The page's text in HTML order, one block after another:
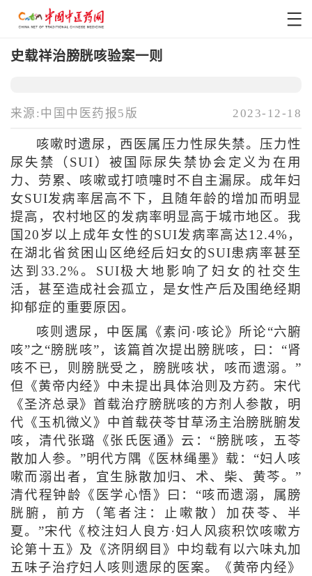
史载祥治膀胱咳验案一则
来源:中国中医药报5版 2023-12-18
咳嗽时遗尿，西医属压力性尿失禁。压力性
尿失禁（SUI）被国际尿失禁协会定义为在用
力、劳累、咳嗽或打喷嚏时不自主漏尿。成年妇
女SUI发病率居高不下，且随年龄的增加而明显
提高，农村地区的发病率明显高于城市地区。我
国20岁以上成年女性的SUI发病率高达12.4%，
在湖北省贫困山区绝经后妇女的SUI患病率甚至
达到33.2%。SUI极大地影响了妇女的社交生
活，甚至造成社会孤立，是女性产后及围绝经期
抑郁症的重要原因。
咳则遗尿，中医属《素问·咳论》所论“六腑
咳”之“膀胱咳”，该篇首次提出膀胱咳，曰：“肾
咳不已，则膀胱受之，膀胱咳状，咳而遗溺。”
但《黄帝内经》中未提出具体治则及方药。宋代
《圣济总录》首载治疗膀胱咳的方剂人参散，明
代《玉机微义》中首载茯苓甘草汤主治膀胱腑发
咳，清代张璐《张氏医通》云：“膀胱咳，五苓
散加人参。”明代方隅《医林绳墨》载：“妇人咳
嗽而溺出者，宜生脉散加归、术、柴、黄芩。”
清代程钟龄《医学心悟》曰：“咳而遗溺，属膀
胱腑，前方（笔者注：止嗽散）加茯苓、半
夏。”宋代《校注妇人良方·妇人风痰积饮咳嗽方
论第十五》及《济阴纲目》中均载有以六味丸加
五味子治疗妇人咳则遗尿的医案。《黄帝内经》